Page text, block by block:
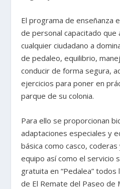
El programa de enseñanza
de personal capacitado que
cualquier ciudadano a
de pedaleo, equilibrio,
conducir de forma segura,
ejercicios para poner en
parque de su colonia.
Para ello se proporcionan
adaptaciones especiales y
básica como casco,
equipo así como el servicio
gratuita en “Pedalea”
de El Remate del Paseo de